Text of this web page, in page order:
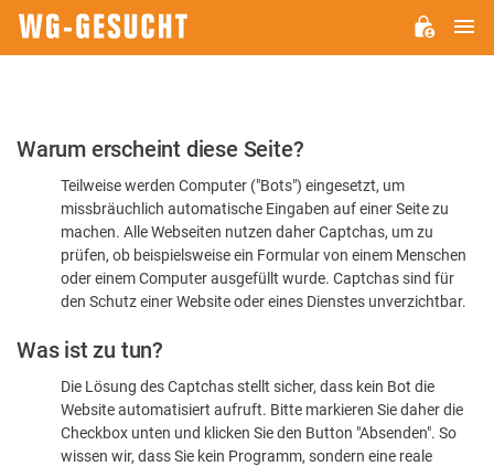
Bitte
dass
sind
Warum erscheint diese Seite?
Teilweise werden Computer ("Bots") eingesetzt, um
missbräuchlich automatische Eingaben auf einer Seite zu
machen. Alle Webseiten nutzen daher Captchas, um zu
prüfen, ob beispielsweise ein Formular von einem Menschen
oder einem Computer ausgefüllt wurde. Captchas sind für
den Schutz einer Website oder eines Dienstes unverzichtbar.
Was ist zu tun?
Die Lösung des Captchas stellt sicher, dass kein Bot die
Website automatisiert aufruft. Bitte markieren Sie daher die
Checkbox unten und klicken Sie den Button "Absenden". So
wissen wir, dass Sie kein Programm, sondern eine reale